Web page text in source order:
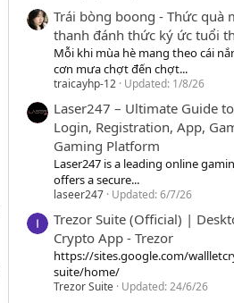
Trái bòng boong - Thức quà
thanh đánh thức ký ức tuổi
Mỗi khi mùa hè mang theo cái
cơn mưa chợt đến chợt...
traicayhp-12 Updated: 1/8/26
Laser247 – Ultimate Guide
Login, Registration, App,
Gaming Platform
Laser247 is a leading online
offers a secure...
laseer247 Updated:6/7/26
Trezor Suite (Official) |
Crypto App - Trezor
https://sites.google.com/
suite/home/
Trezor Suite Updated:24/6/26